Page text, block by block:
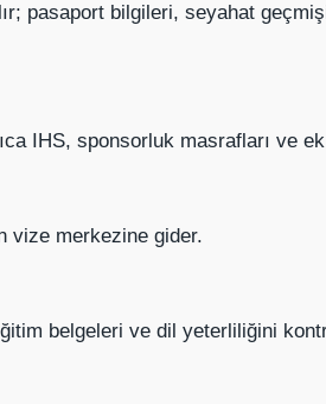
pasaport bilgileri, seyahat
IHS, sponsorluk masrafları ve
vize merkezine gider.
belgeleri ve dil yeterliliğini